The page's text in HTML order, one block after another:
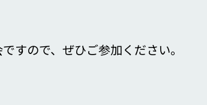
すので、ぜひご参加ください。